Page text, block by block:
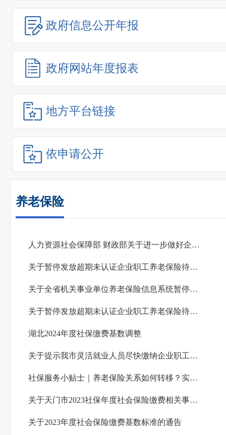
政府信息公开年报
政府网站年度报表
地方平台链接
依申请公开
养老保险
人力资源社会保障部 财政部关于进一步做好企业年金工作的意见
关于暂停发放超期未认证企业职工养老保险待遇的通告
关于全省机关事业单位养老保险信息系统暂停服务的通告
关于暂停发放超期未认证企业职工养老保险待遇的通告
湖北2024年度社保缴费基数调整
关于提示我市灵活就业人员尽快缴纳企业职工养老保险费的通知
社保服务小贴士｜养老保险关系如何转移？实用指南来了！
关于天门市2023社保年度社会保险缴费相关事项的通告
关于2023年度社会保险缴费基数标准的通告